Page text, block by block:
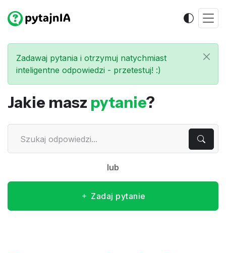
Zadawaj pytania i otrzymuj natychmiast
inteligentne odpowiedzi - przetestuj! :)
Jakie masz pytanie?
lub
Zadaj pytanie